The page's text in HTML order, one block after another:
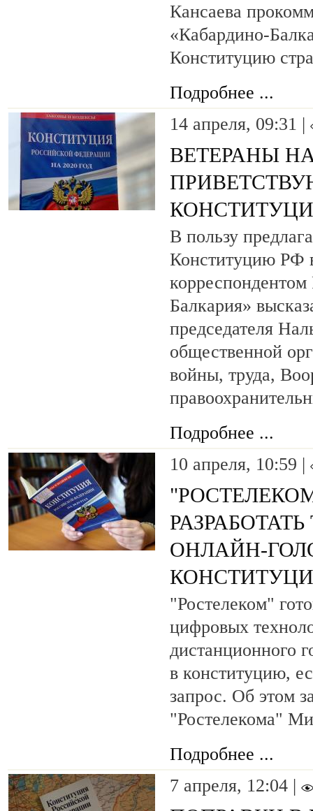
Кансаева
«Кабардино-
Конституцию
Подробнее ...
14 апреля, 09:31 |
ВЕТЕРАНЫ
В пользу
Конституцию РФ
Балкария»
председателя
общественной
войны, труда,
Подробнее ...
10 апреля, 10:59 |
ОНЛАЙН-
"Ростелеком"
цифровых
дистанционного
в конституцию,
запрос. Об этом
"Ростелекома"
Подробнее ...
7 апреля, 12:04 |